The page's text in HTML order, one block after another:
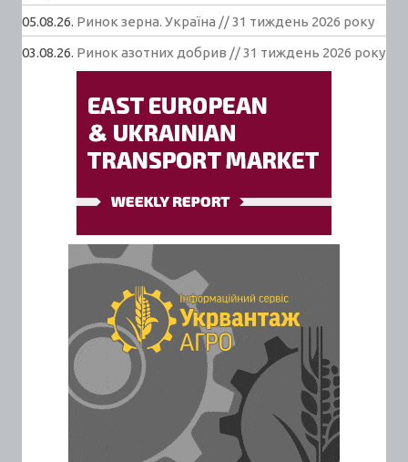
05.08.26. Ринок зерна. Україна // 31 тиждень 2026 року
03.08.26. Ринок азотних добрив // 31 тиждень 2026 року